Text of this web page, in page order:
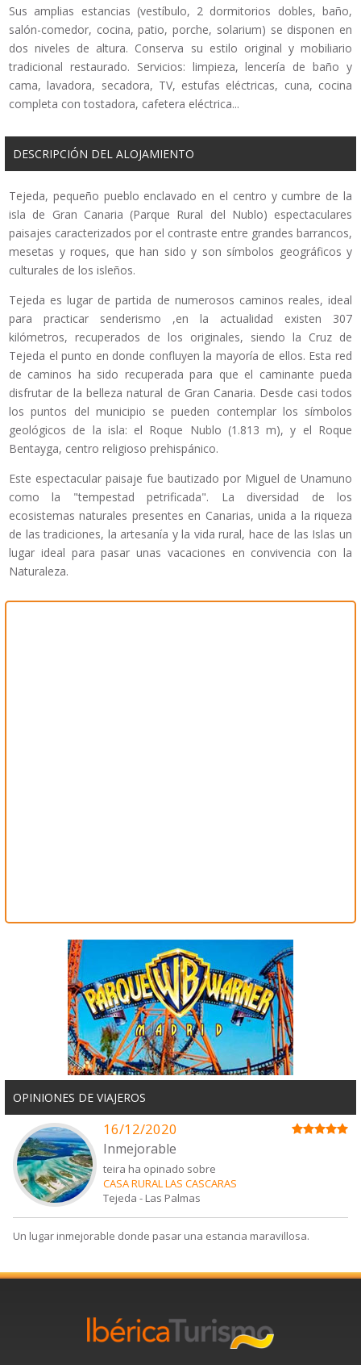
Sus amplias estancias (vestíbulo, 2 dormitorios dobles, baño,
salón-comedor, cocina, patio, porche, solarium) se disponen en
dos niveles de altura. Conserva su estilo original y mobiliario
tradicional restaurado. Servicios: limpieza, lencería de baño y
cama, lavadora, secadora, TV, estufas eléctricas, cuna, cocina
completa con tostadora, cafetera eléctrica...
DESCRIPCIÓN DEL ALOJAMIENTO
Tejeda, pequeño pueblo enclavado en el centro y cumbre de la
isla de Gran Canaria (Parque Rural del Nublo) espectaculares
paisajes caracterizados por el contraste entre grandes barrancos,
mesetas y roques, que han sido y son símbolos geográficos y
culturales de los isleños.
Tejeda es lugar de partida de numerosos caminos reales, ideal
para practicar senderismo ,en la actualidad existen 307
kilómetros, recuperados de los originales, siendo la Cruz de
Tejeda el punto en donde confluyen la mayoría de ellos. Esta red
de caminos ha sido recuperada para que el caminante pueda
disfrutar de la belleza natural de Gran Canaria. Desde casi todos
los puntos del municipio se pueden contemplar los símbolos
geológicos de la isla: el Roque Nublo (1.813 m), y el Roque
Bentayga, centro religioso prehispánico.
Este espectacular paisaje fue bautizado por Miguel de Unamuno
como la "tempestad petrificada". La diversidad de los
ecosistemas naturales presentes en Canarias, unida a la riqueza
de las tradiciones, la artesanía y la vida rural, hace de las Islas un
lugar ideal para pasar unas vacaciones en convivencia con la
Naturaleza.
OPINIONES DE VIAJEROS
16/12/2020
Inmejorable
teira ha opinado sobre
CASA RURAL LAS CASCARAS
Tejeda - Las Palmas
Un lugar inmejorable donde pasar una estancia maravillosa.